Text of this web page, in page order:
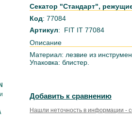
Секатор "Стандарт",
Код: 77084
Артикул: FIT IT 77084
Описание
Материал: лезвие из
Упаковка: блистер.
Добавить к сравнению
Нашли неточность в информации -